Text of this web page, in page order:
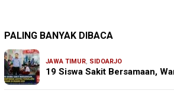
PALING BANYAK DIBACA
JAWA TIMUR, SIDOARJO
19 Siswa Sakit Bersamaan,